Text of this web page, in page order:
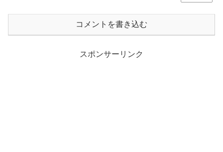
コメントを書き込む
スポンサーリンク